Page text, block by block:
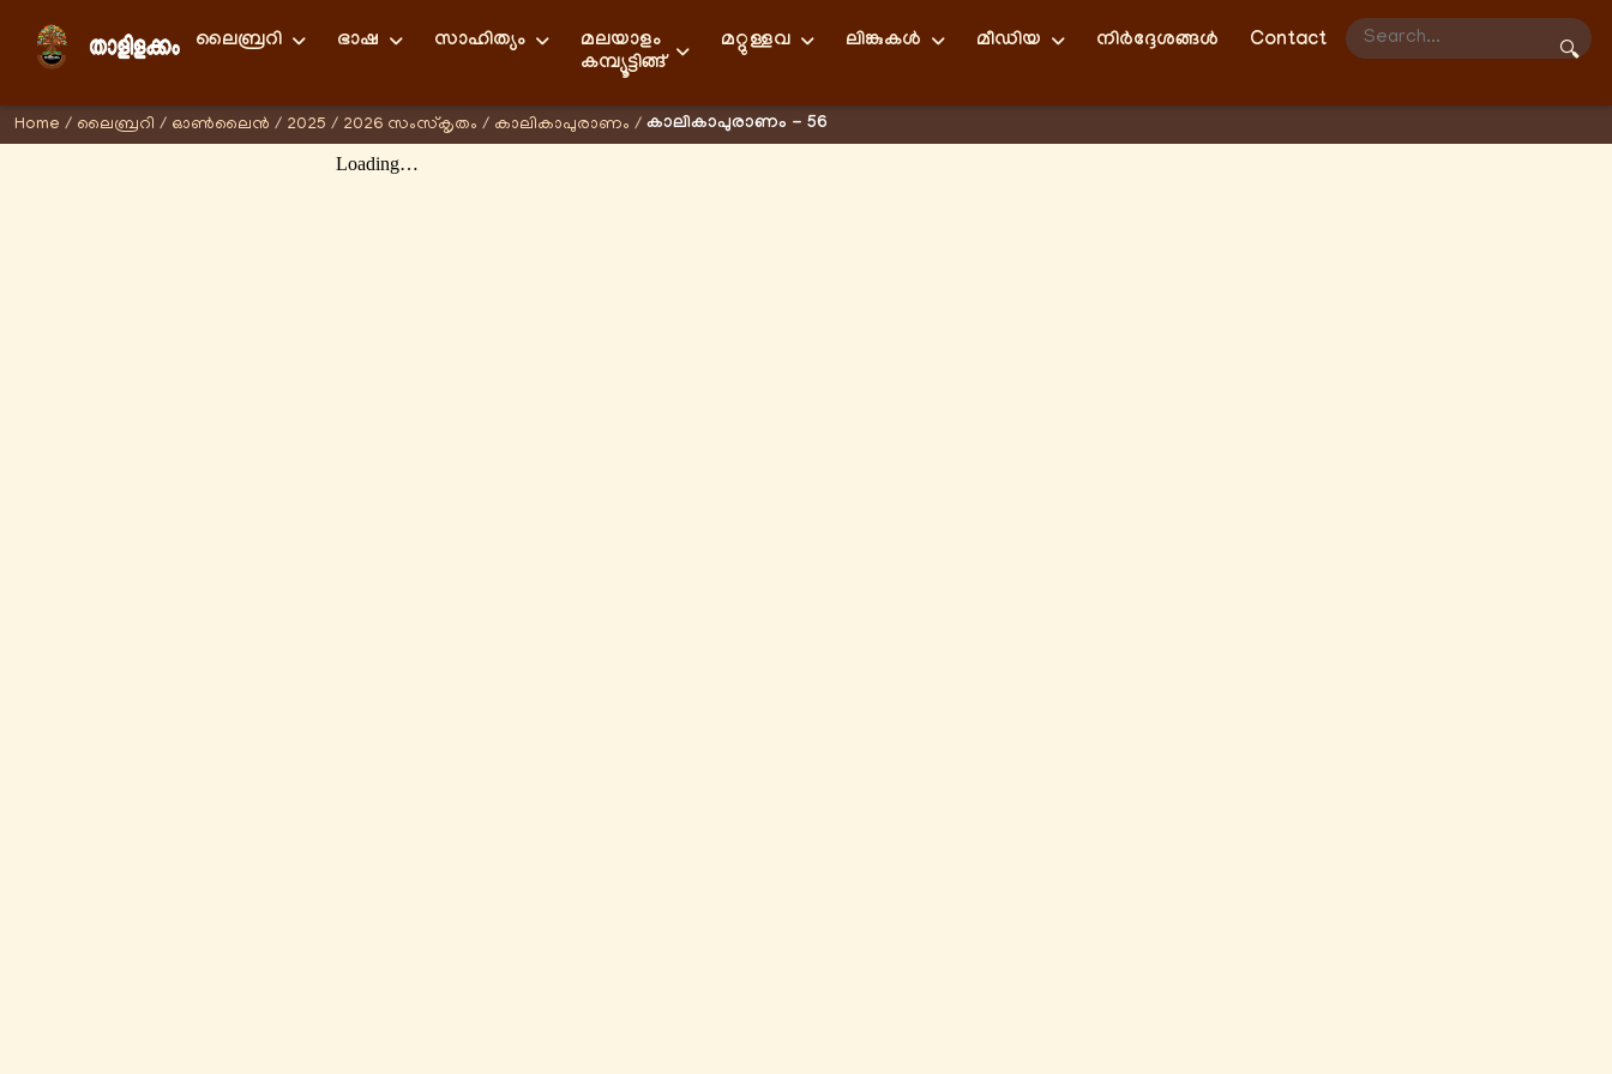
ലൈബ്രറി ഭാഷ സാഹിത്യം
മലയാളം
കമ്പ്യൂട്ടിങ്ങ്
മറ്റുള്ളവ ലിങ്കുകള്‍ മീഡിയ നിർദ്ദേശങ്ങൾ Contact
🔍
Home / ലൈബ്രറി / ഓണ്‍ലൈന്‍ / 2025 / 2026 സംസ്കൃതം / കാലികാപുരാണം / കാലികാപുരാണം - 56